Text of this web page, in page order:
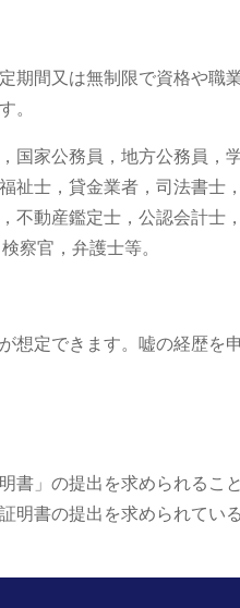
期間又は無制限で資格や職
。
国家公務員，地方公務員，
祉士，貸金業者，司法書士
不動産鑑定士，公認会計士
察官，弁護士等。
定できます。嘘の経歴を
書」の提出を求められるこ
明書の提出を求められてい